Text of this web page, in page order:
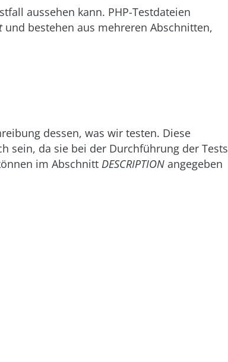
aussehen kann. PHP-Testdateien
und bestehen aus mehreren Abschnitten,
dessen, was wir testen. Diese
sein, da sie bei der Durchführung der Tests
im Abschnitt DESCRIPTION angegeben